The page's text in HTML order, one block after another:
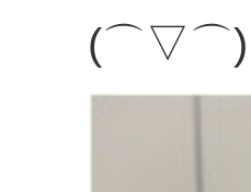
(⌒▽⌒)